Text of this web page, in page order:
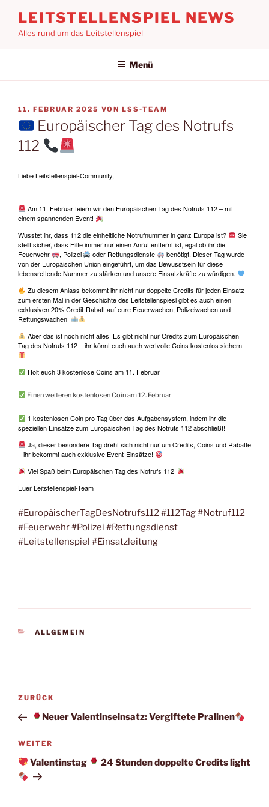
Inhalt
springen
LEITSTELLENSPIEL NEWS
Alles rund um das Leitstellenspiel
Menü
VERÖFFENTLICHT
AM
11. FEBRUAR 2025 VON LSS-TEAM
Europäischer Tag des Notrufs
112
Liebe Leitstellenspiel-Community,
Am 11. Februar feiern wir den Europäischen Tag des Notrufs 112 – mit
einem spannenden Event!
Wusstet ihr, dass 112 die einheitliche Notrufnummer in ganz Europa ist?
Sie
stellt sicher, dass Hilfe immer nur einen Anruf entfernt ist, egal ob ihr die
Feuerwehr
, Polizei oder Rettungsdienste
benötigt. Dieser Tag wurde
von der Europäischen Union eingeführt, um das Bewusstsein für diese
lebensrettende Nummer zu stärken und unsere Einsatzkräfte zu würdigen.
Zu diesem Anlass bekommt ihr nicht nur doppelte Credits für jeden Einsatz –
zum ersten Mal in der Geschichte des Leitstellenspiesl gibt es auch einen
exklusiven 20% Credit-Rabatt auf eure Feuerwachen, Polizeiwachen und
Rettungswachen!
Aber das ist noch nicht alles! Es gibt nicht nur Credits zum Europäischen
Tag des Notrufs 112 – ihr könnt euch auch wertvolle Coins kostenlos sichern!
Holt euch 3 kostenlose Coins am 11. Februar
Einen weiteren kostenlosen Coin am 12. Februar
1 kostenlosen Coin pro Tag über das Aufgabensystem, indem ihr die
speziellen Einsätze zum Europäischen Tag des Notrufs 112 abschließt!
Ja, dieser besondere Tag dreht sich nicht nur um Credits, Coins und Rabatte
– ihr bekommt auch exklusive Event-Einsätze!
Viel Spaß beim Europäischen Tag des Notrufs 112!
Euer Leitstellenspiel-Team
#EuropäischerTagDesNotrufs112 #112Tag #Notruf112
#Feuerwehr #Polizei #Rettungsdienst
#Leitstellenspiel #Einsatzleitung
KATEGORIEN
ALLGEMEIN
Beitragsnavigation
Vorheriger
Beitrag
ZURÜCK
Neuer Valentinseinsatz: Vergiftete Pralinen
Nächster
Beitrag
WEITER
Valentinstag 24 Stunden doppelte Credits light